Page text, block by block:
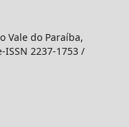
Vale do Paraíba,
ISSN 2237-1753 /